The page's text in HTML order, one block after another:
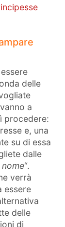
delle
a
procedere:
e, una
su di essa
dalle
nome“.
verrà
essere
delle
di